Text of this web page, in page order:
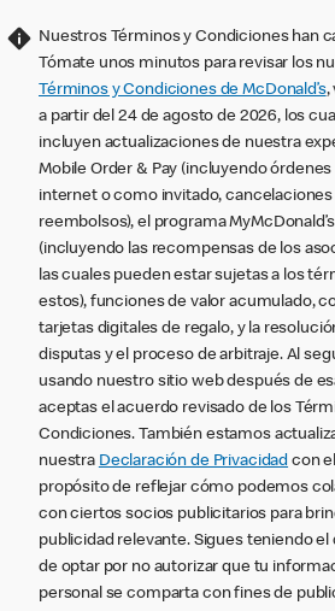
Nuestros Términos y Condiciones han
Tómate unos minutos para revisar los
Términos y Condiciones de McDonald’s,
a partir del 24 de agosto de 2026, los
incluyen actualizaciones de nuestra
Mobile Order & Pay (incluyendo órdenes
internet o como invitado, cancelaciones
reembolsos), el programa
(incluyendo las recompensas de los
las cuales pueden estar sujetas a los
estos), funciones de valor acumulado,
tarjetas digitales de regalo, y la
disputas y el proceso de arbitraje. Al
usando nuestro sitio web después de
aceptas el acuerdo revisado de los
Condiciones. También estamos
nuestra Declaración de Privacidad con el
propósito de reflejar cómo podemos
con ciertos socios publicitarios para
publicidad relevante. Sigues teniendo el
de optar por no autorizar que tu
personal se comparta con fines de